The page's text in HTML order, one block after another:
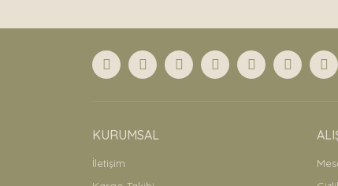
Ürün açıklamasında eksik bilgiler bulunuyor.
Bu ürüne benzer farklı alternatifler olmalı.
KURUMSAL
İletişim